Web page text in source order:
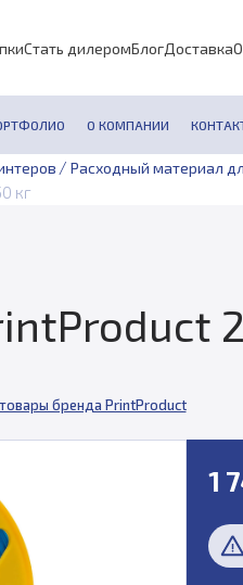
Стать дилеромБлогДоставка
О КОМПАНИИ
/ Расходный материал
кг
бренда PrintProduct
1